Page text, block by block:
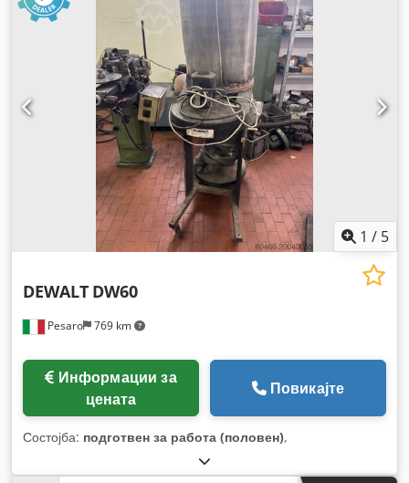
1 / 5
Pesaro 769 km
DEWALT DW60
цената
Повикајте
Состојба: подготвен за работа (половен),